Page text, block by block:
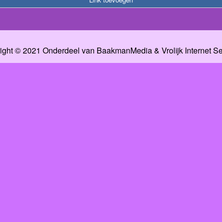
© 2021 Onderdeel van BaakmanMedia& Vrolijk Internet